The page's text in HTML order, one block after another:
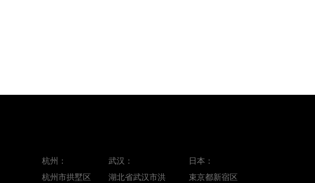
杭州：
杭州市拱墅区
武汉：
湖北省武汉市洪
日本：
束京都新宿区